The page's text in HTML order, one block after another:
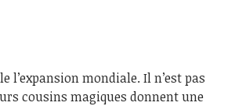
l’expansion mondiale. Il n’est pas
cousins ​​magiques donnent une